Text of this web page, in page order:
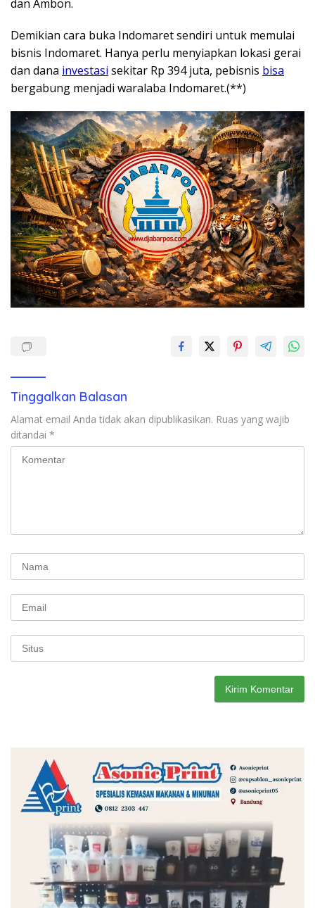
dan Ambon.
Demikian cara buka Indomaret sendiri untuk memulai
bisnis Indomaret. Hanya perlu menyiapkan lokasi gerai
dan dana investasi sekitar Rp 394 juta, pebisnis bisa
bergabung menjadi waralaba Indomaret.(**)
Tinggalkan Balasan
Alamat email Anda tidak akan dipublikasikan. Ruas yang wajib
ditandai *